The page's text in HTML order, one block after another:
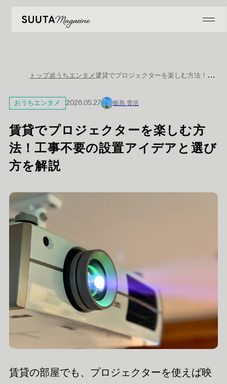
トップおうちエンタメ 賃貸でプロジェクターを楽しむ方法！工事不要の設置アイデアと選び方を解説
おうちエンタメ 2026.05.27 飯島 貴浩
賃貸でプロジェクターを楽しむ方
法！工事不要の設置アイデアと選び
方を解説
賃貸の部屋でも、プロジェクターを使えば映